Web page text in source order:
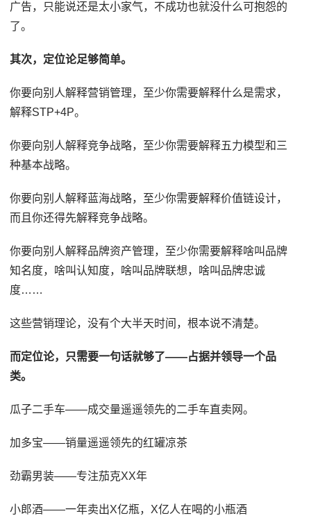
广告，只能说还是太小家气，不成功也就没什么可抱怨的
了。
其次，定位论足够简单。
你要向别人解释营销管理，至少你需要解释什么是需求，
解释STP+4P。
你要向别人解释竞争战略，至少你需要解释五力模型和三
种基本战略。
你要向别人解释蓝海战略，至少你需要解释价值链设计，
而且你还得先解释竞争战略。
你要向别人解释品牌资产管理，至少你需要解释啥叫品牌
知名度，啥叫认知度，啥叫品牌联想，啥叫品牌忠诚
度……
这些营销理论，没有个大半天时间，根本说不清楚。
而定位论，只需要一句话就够了——占据并领导一个品
类。
瓜子二手车——成交量遥遥领先的二手车直卖网。
加多宝——销量遥遥领先的红罐凉茶
劲霸男装——专注茄克XX年
小郎酒——一年卖出X亿瓶，X亿人在喝的小瓶酒